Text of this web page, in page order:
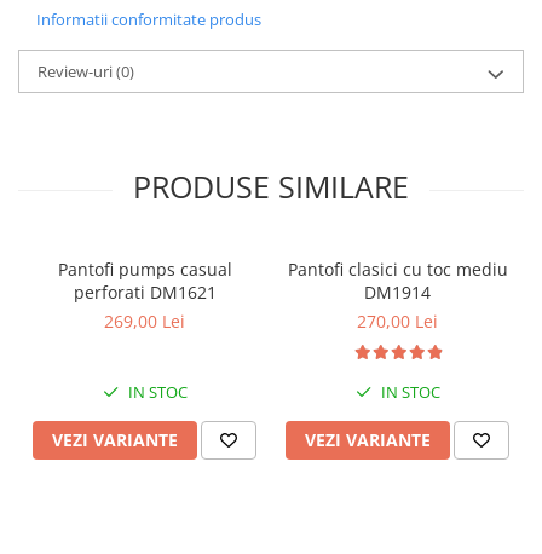
Informatii conformitate produs
Review-uri(0)
PRODUSE SIMILARE
Pantofi pumps casual
perforati DM1621
269,00 Lei
IN STOC
VEZI VARIANTE
Pantofi clasici cu toc mediu
DM1914
270,00 Lei
IN STOC
VEZI VARIANTE